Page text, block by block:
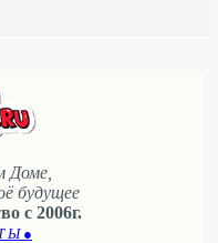
Доме,
будущее
с 2006г.
Ы ●